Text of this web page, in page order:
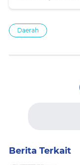
Daerah
Berita Terkait